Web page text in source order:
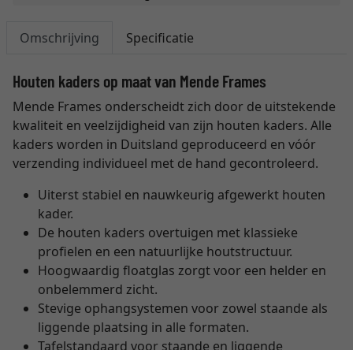
Omschrijving Specificatie
Houten kaders op maat van Mende Frames
Mende Frames onderscheidt zich door de uitstekende
kwaliteit en veelzijdigheid van zijn houten kaders. Alle
kaders worden in Duitsland geproduceerd en vóór
verzending individueel met de hand gecontroleerd.
Uiterst stabiel en nauwkeurig afgewerkt houten
kader.
De houten kaders overtuigen met klassieke
profielen en een natuurlijke houtstructuur.
Hoogwaardig floatglas zorgt voor een helder en
onbelemmerd zicht.
Stevige ophangsystemen voor zowel staande als
liggende plaatsing in alle formaten.
Tafelstandaard voor staande en liggende